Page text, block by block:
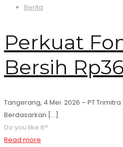
Berita
Perkuat
Bersih
Tangerang, 4 Mei 2026 – PT
Berdasarkan […]
Do you like it?
Read more